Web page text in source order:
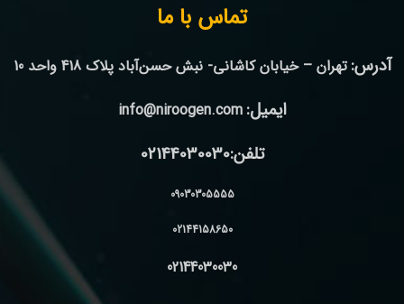
تماس با ما
آدرس: تهران – خیابان کاشانی- نبش حسن‌آباد پلاک 418 واحد 10
ایمیل: info@niroogen.com
تلفن:02144030030
09030305555
02144158650
02144030030